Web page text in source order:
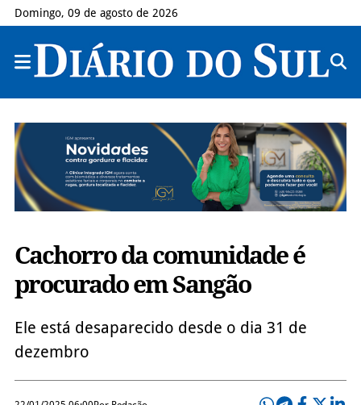
Domingo, 09 de agosto de 2026
Cachorro da comunidade é
procurado em Sangão
Ele está desaparecido desde o dia 31 de
dezembro